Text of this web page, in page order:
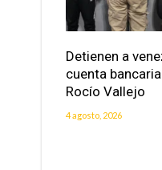
Detienen a
cuenta
Rocío Vallejo
4 agosto, 2026